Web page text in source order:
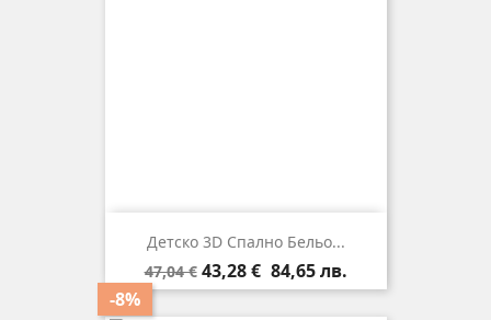
Детско 3D Спално Бельо...
Редовна
цена
47,04 €
-8%
Цена
43,28 € 84,65 лв.